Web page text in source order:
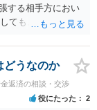
する相手方におい
ても、もらったも
らからアクション
どうなのか
返済の相談・交渉
役にたった 2